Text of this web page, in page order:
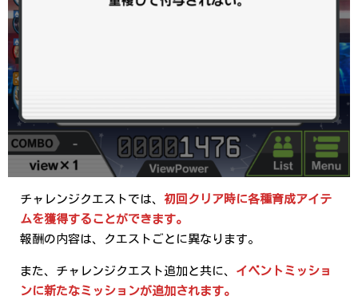
チャレンジクエストでは、 初回クリア時に各種育成アイテ
ムを獲得することができます。
報酬の内容は、クエストごとに異なります。
また、チャレンジクエスト追加と共に、 イベントミッショ
ンに新たなミッションが追加されます。